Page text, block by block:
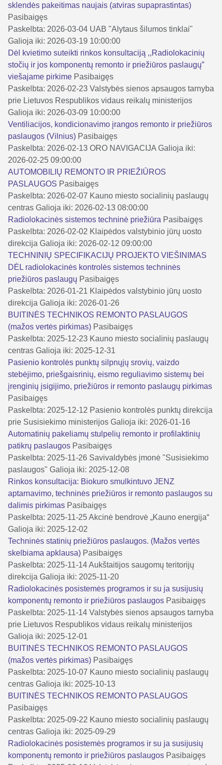
sklendės pakeitimas naujais (atviras supaprastintas)
Pasibaigęs
Paskelbta: 2026-03-04 UAB "Alytaus šilumos tinklai"
Galioja iki: 2026-03-19 10:00:00
Dėl kvietimo suteikti rinkos konsultaciją ,,Radiolokacinių
stočių ir jos komponentų remonto ir priežiūros paslaugų”
viešajame pirkime Pasibaigęs
Paskelbta: 2026-02-23 Valstybės sienos apsaugos tarnyba
prie Lietuvos Respublikos vidaus reikalų ministerijos
Galioja iki: 2026-03-09 10:00:00
Ventiliacijos, kondicionavimo įrangos remonto ir priežiūros
paslaugos (Vilnius) Pasibaigęs
Paskelbta: 2026-02-13 ORO NAVIGACIJA Galioja iki:
2026-02-25 09:00:00
AUTOMOBILIŲ REMONTO IR PRIEŽIŪROS
PASLAUGOS Pasibaigęs
Paskelbta: 2026-02-07 Kauno miesto socialinių paslaugų
centras Galioja iki: 2026-02-13 08:00:00
Radiolokacinės sistemos techninė priežiūra Pasibaigęs
Paskelbta: 2026-02-02 Klaipėdos valstybinio jūrų uosto
direkcija Galioja iki: 2026-02-12 09:00:00
TECHNINIŲ SPECIFIKACIJŲ PROJEKTO VIEŠINIMAS
DĖL radiolokacinės kontrolės sistemos techninės
priežiūros paslaugų Pasibaigęs
Paskelbta: 2026-01-21 Klaipėdos valstybinio jūrų uosto
direkcija Galioja iki: 2026-01-26
BUITINĖS TECHNIKOS REMONTO PASLAUGOS
(mažos vertės pirkimas) Pasibaigęs
Paskelbta: 2025-12-23 Kauno miesto socialinių paslaugų
centras Galioja iki: 2025-12-31
Pasienio kontrolės punktų silpnųjų srovių, vaizdo
stebėjimo, priešgaisrinių, eismo reguliavimo sistemų bei
įrenginių įsigijimo, priežiūros ir remonto paslaugų pirkimas
Pasibaigęs
Paskelbta: 2025-12-12 Pasienio kontrolės punktų direkcija
prie Susisiekimo ministerijos Galioja iki: 2026-01-16
Automatinių pakeliamų stulpelių remonto ir profilaktinių
patikrų paslaugos Pasibaigęs
Paskelbta: 2025-11-26 Savivaldybės įmonė "Susisiekimo
paslaugos" Galioja iki: 2025-12-08
Rinkos konsultacija: Biokuro smulkintuvo JENZ
aptarnavimo, techninės priežiūros ir remonto paslaugos su
dalimis pirkimas Pasibaigęs
Paskelbta: 2025-11-25Akcinė bendrovė „Kauno energija“
Galioja iki: 2025-12-02
Techninės statinių priežiūros paslaugos. (Mažos vertės
skelbiama apklausa) Pasibaigęs
Paskelbta: 2025-11-14Aukštaitijos saugomų teritorijų
direkcija Galioja iki: 2025-11-20
Radiolokacinės posistemės programos ir su ja susijusių
komponentų remonto ir priežiūros paslaugos Pasibaigęs
Paskelbta: 2025-11-14 Valstybės sienos apsaugos tarnyba
prie Lietuvos Respublikos vidaus reikalų ministerijos
Galioja iki: 2025-12-01
BUITINĖS TECHNIKOS REMONTO PASLAUGOS
(mažos vertės pirkimas) Pasibaigęs
Paskelbta: 2025-10-07 Kauno miesto socialinių paslaugų
centras Galioja iki: 2025-10-13
BUITINĖS TECHNIKOS REMONTO PASLAUGOS
Pasibaigęs
Paskelbta: 2025-09-22 Kauno miesto socialinių paslaugų
centras Galioja iki: 2025-09-29
Radiolokacinės posistemės programos ir su ja susijusių
komponentų remonto ir priežiūros paslaugos Pasibaigęs